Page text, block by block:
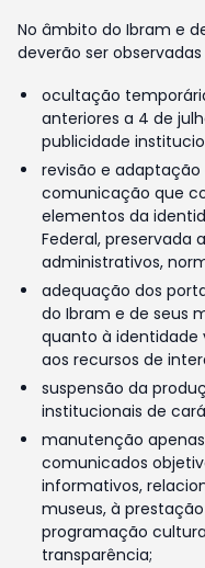
No âmbito do Ibram e
deverão ser
ocultação
anteriores a 4 de
publicidade
revisão e
comunicação que
elementos da
Federal, preservada
administrativos,
adequação dos
do Ibram e de seus
quanto à identidade
aos recursos de
suspensão da
institucionais de
manutenção
comunicados
informativos,
museus, à
programação
transparência;